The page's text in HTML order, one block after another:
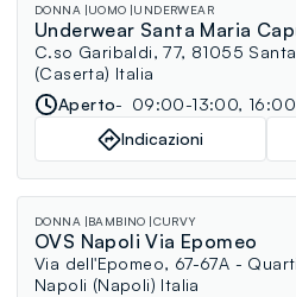
DONNA UOMO UNDERWEAR
Underwear Santa Maria
C.so Garibaldi, 77, 81055
(Caserta) Italia
Aperto
09:00-13:00,
Indicazioni
DONNA BAMBINO CURVY
OVS Napoli Via Epomeo
Via dell'Epomeo, 67-67A -
Napoli (Napoli) Italia